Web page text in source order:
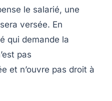
le salarié, une
versée. En
qui demande la
pas
et n’ouvre pas droit à